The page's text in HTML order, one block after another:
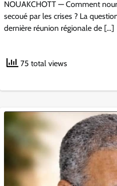
NOUAKCHOTT — Comment
secoué par les crises ? La
dernière réunion régionale de […]
75 total views